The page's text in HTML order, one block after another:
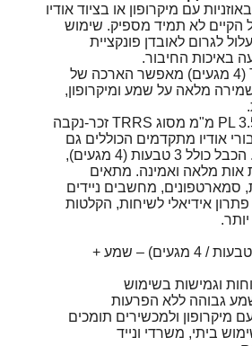
עם מיקרופון או בציוד אודיו
הקיים לא תמיד מספיק. שימוש
לגרום לאובדן פונקציית
באיכות החיבור.
כבל מאריך TRRS (4 מגעים) מאפשר הארכה של
מלאה על שמע ומיקרופון,
כבל מאריך אודיו PL 3.5 מ"מ מסוג TRRS זכר-נקבה
אודיו מתקדמים הכוללים גם
שמע וגם מיקרופון. הכבל כולל 3 טבעות (4 מגעים),
מלאה ואמינה. מתאים
סמארטפונים, מחשבים ניידים
אידיאלי לשיחות, הקלטות
• חיבור TRRS (3 טבעות / 4 מגעים) – שמע +
וגמישות בשימוש
גבוהה ללא הפרעות
מיקרופון ולמכשירים תומכים
ביתי, משרדי ונייד